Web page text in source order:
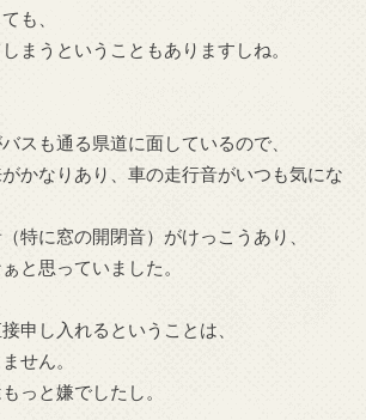
も、
まうということもありますしね。
スも通る県道に面しているので、
かなりあり、車の走行音がいつも気にな
特に窓の開閉音）がけっこうあり、
と思っていました。
申し入れるということは、
せん。
っと嫌でしたし。